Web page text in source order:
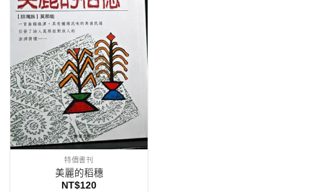
特價書刊
美麗的稻穗
NT$120